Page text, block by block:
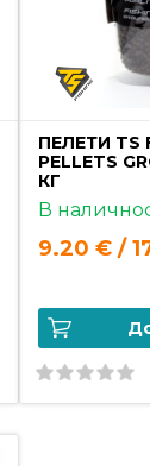
ПЕЛЕТИ TS
PELLETS
КГ
В
9.20 € /